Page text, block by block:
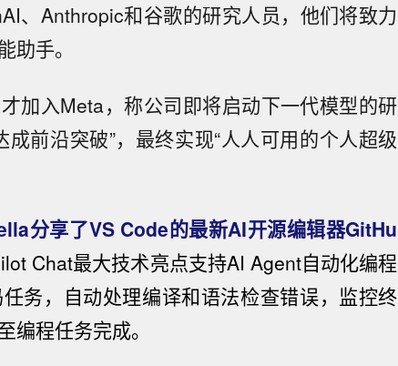
、Anthropic和谷歌的研究人员，他们将致力
助手。
加入Meta，称公司即将启动下一代模型的研
前沿突破”，最终实现“人人可用的个人超级
分享了VS Code的最新AI开源编辑器GitHu
Chat最大技术亮点支持AI Agent自动化编程
务，自动处理编译和语法检查错误，监控终
编程任务完成。